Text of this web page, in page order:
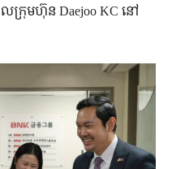
លក្រុមហ៊ុន Daejoo KC នៅ